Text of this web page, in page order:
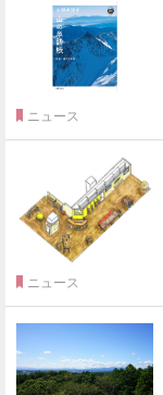
ニュース
ニュース